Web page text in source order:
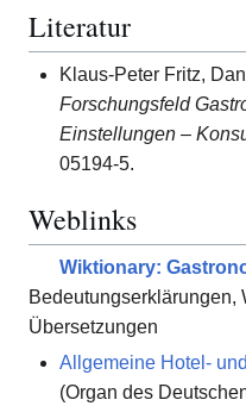
Literatur
Klaus-Peter Fritz,
Forschungsfeld
Einstellungen –
05194-5.
Weblinks
Wiktionary:
Bedeutungserklärungen,
Übersetzungen
Allgemeine Hotel-
(Organ des